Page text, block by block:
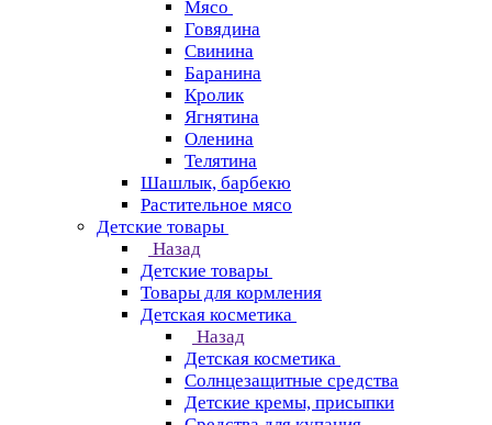
Мясо
Говядина
Свинина
Баранина
Кролик
Ягнятина
Оленина
Телятина
Шашлык, барбекю
Растительное мясо
Детские товары
Назад
Детские товары
Товары для кормления
Детская косметика
Назад
Детская косметика
Солнцезащитные средства
Детские кремы, присыпки